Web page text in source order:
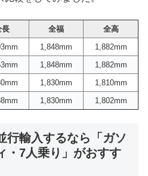
長 全福
全高
1,848mm
1,882mm
1,848mm
1,882mm
1,830mm
1,810mm
1,830mm 1,802mm
行輸入するなら「ガソ
・7人乗り」がおすす